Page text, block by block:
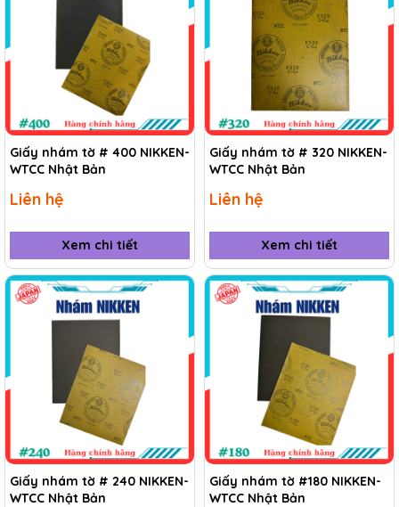
Giấy nhám tờ # 400 NIKKEN-
WTCC Nhật Bản
Liên hệ
Xem chi tiết
Giấy nhám tờ # 320 NIKKEN-
WTCC Nhật Bản
Liên hệ
Xem chi tiết
Giấy nhám tờ # 240 NIKKEN-
WTCC Nhật Bản
Giấy nhám tờ #180 NIKKEN-
WTCC Nhật Bản